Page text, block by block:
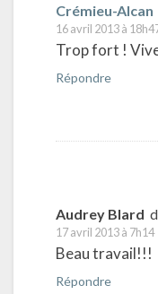
Crémieu-Alcan
16 avril 2013 à
Trop fort !
Répondre
Audrey Blard
17 avril 2013 à 7h14
Beau travail!!!
Répondre